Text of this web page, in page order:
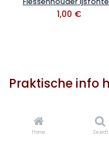
Home Search
1,00 €
Praktische info
weekend of
Was inbegrepen:
Beschikbaar